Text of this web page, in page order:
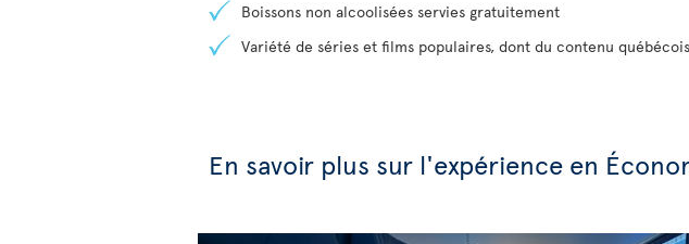
Boissons non alcoolisées servies gratuitement
Variété de séries et films populaires, dont du contenu québécois
En savoir plus sur l'expérience en